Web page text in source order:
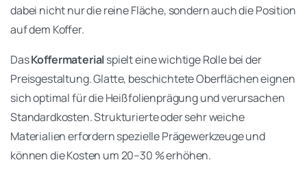
dabei nicht nur die reine Fläche, sondern auch die Position
auf dem Koffer.
DasKoffermaterialspielt eine wichtige Rolle bei der
Preisgestaltung. Glatte, beschichtete Oberflächen eignen
sich optimal für die Heißfolienprägung und verursachen
Standardkosten. Strukturierte oder sehr weiche
Materialien erfordern spezielle Prägewerkzeuge und
können die Kosten um 20–30 % erhöhen.